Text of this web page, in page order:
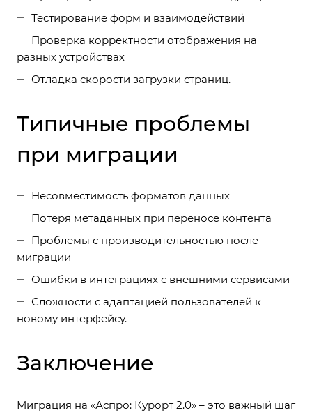
Тестирование форм и взаимодействий
Проверка корректности отображения на
разных устройствах
Отладка скорости загрузки страниц.
Типичные проблемы
при миграции
Несовместимость форматов данных
Потеря метаданных при переносе контента
Проблемы с производительностью после
миграции
Ошибки в интеграциях с внешними сервисами
Сложности с адаптацией пользователей к
новому интерфейсу.
Заключение
Миграция на «Аспро: Курорт 2.0» – это важный шаг